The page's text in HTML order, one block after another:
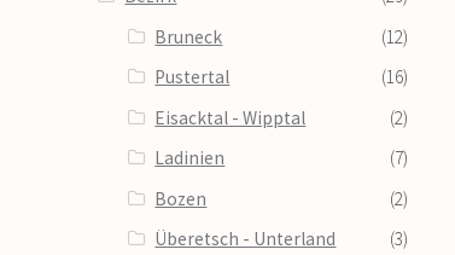
Bruneck
(12)
Pustertal
(16)
Eisacktal - Wipptal
(2)
Ladinien
(7)
Bozen
(2)
Überetsch - Unterland
(3)